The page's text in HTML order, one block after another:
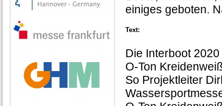
einiges geboten.
Text:
Die Interboot
O-Ton
So Projektleiter